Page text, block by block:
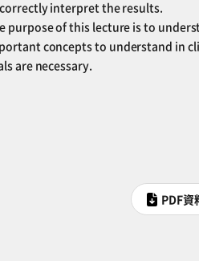
interpret the results.
purpose of this lecture is to
concepts to understand in
are necessary.
PDF資